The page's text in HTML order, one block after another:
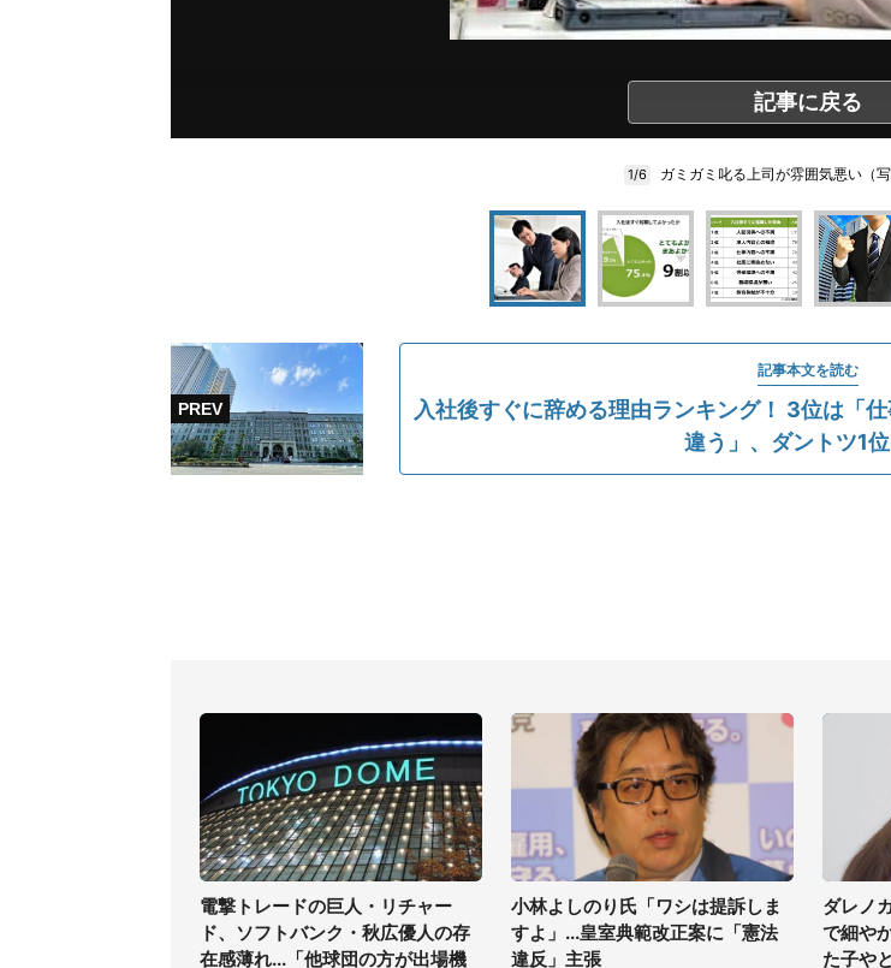
記事に戻る
1/6 ガミガミ叱る上司が雰囲気悪い（写
記事本文を読む
入社後すぐに辞める理由ランキング！ 3位は「
違う」、ダントツ1位
電撃トレードの巨人・リチャー
ド、ソフトバンク・秋広優人の存
在感薄れ...「他球団の方が出場機
小林よしのり氏「ワシは提訴しま
すよ」...皇室典範改正案に「憲法
違反」主張
ダレノ
で細や
た子や